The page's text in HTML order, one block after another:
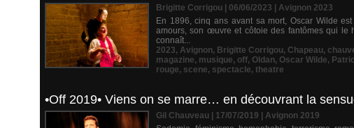
Brigitte Corrigou | 06/06/2023
Avignon 2023
En 1896, cinq ans avant sa mort, Oscar Wilde
amours, son œuvre et côtoie des fantômes qui le
connaît...
2023, Avignon, Brigitte Corrigou, Chapeau,
magazine, musique, off, Oldan, Oscar Wilde,
rouge, scene, spectacle, theatre
•Off 2019• Viens on se marre… en découvrant la
Gil Chauveau | 17/07/2019
Avignon 2019